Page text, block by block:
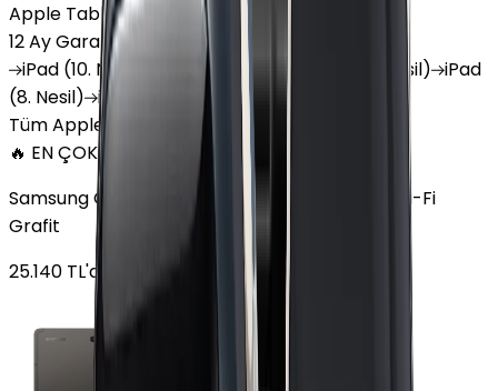
Apple Tablet
12 Ay Garanti•
iPad (10. Nesil) Air (6. Nesil) (9. Nesil) iPad
(8. Nesil) iPad Air (5. Nesil) iPad
Tüm Apple Tablet'ler
🔥 EN ÇOK SATAN
Samsung Galaxy Tab S9 Plus 256 GB 12.4 inç Wi-Fi
Grafit
25.140 TL'den başlayan fiyatlar